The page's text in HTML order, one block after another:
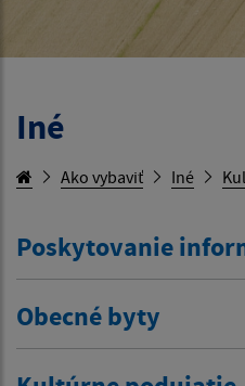
Iné
Ako vybaviť Iné
Poskytovanie
Obecné byty